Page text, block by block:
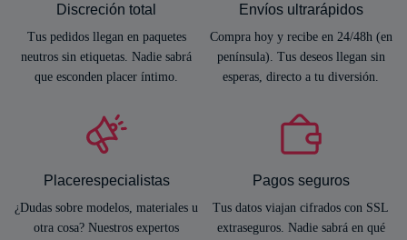
Discreción total
Tus pedidos llegan en paquetes
neutros sin etiquetas. Nadie sabrá
que esconden placer íntimo.
Envíos ultrarápidos
Compra hoy y recibe en 24/48h (en
península). Tus deseos llegan sin
esperas, directo a tu diversión.
Placerespecialistas
¿Dudas sobre modelos, materiales u
otra cosa? Nuestros expertos
Pagos seguros
Tus datos viajan cifrados con SSL
extraseguros. Nadie sabrá en qué